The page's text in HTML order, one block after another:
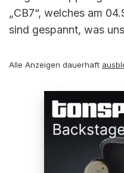
„CB7“, welches am
sind gespannt, was
Alle Anzeigen dauerhaft